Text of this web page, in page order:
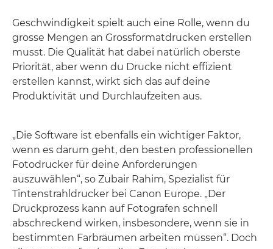
Geschwindigkeit spielt auch eine Rolle, wenn du
grosse Mengen an Grossformatdrucken erstellen
musst. Die Qualität hat dabei natürlich oberste
Priorität, aber wenn du Drucke nicht effizient
erstellen kannst, wirkt sich das auf deine
Produktivität und Durchlaufzeiten aus.
„Die Software ist ebenfalls ein wichtiger Faktor,
wenn es darum geht, den besten professionellen
Fotodrucker für deine Anforderungen
auszuwählen“, so Zubair Rahim, Spezialist für
Tintenstrahldrucker bei Canon Europe. „Der
Druckprozess kann auf Fotografen schnell
abschreckend wirken, insbesondere, wenn sie in
bestimmten Farbräumen arbeiten müssen“. Doch